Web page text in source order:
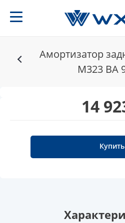
Амортизатор
M323 BA
14
Купить